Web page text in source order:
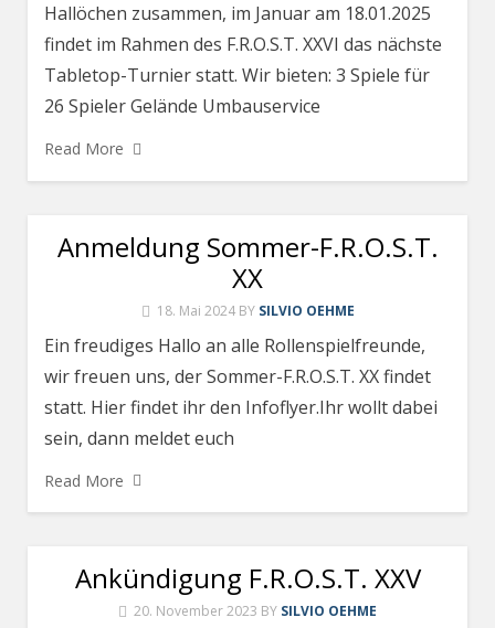
Hallöchen zusammen, im Januar am 18.01.2025
findet im Rahmen des F.R.O.S.T. XXVI das nächste
Tabletop-Turnier statt. Wir bieten: 3 Spiele für
26 Spieler Gelände Umbauservice
Read More
Anmeldung Sommer-F.R.O.S.T.
XX
18. Mai 2024 BY SILVIO OEHME
Ein freudiges Hallo an alle Rollenspielfreunde,
wir freuen uns, der Sommer-F.R.O.S.T. XX findet
statt. Hier findet ihr den Infoflyer.Ihr wollt dabei
sein, dann meldet euch
Read More
Ankündigung F.R.O.S.T. XXV
20. November 2023 BY SILVIO OEHME